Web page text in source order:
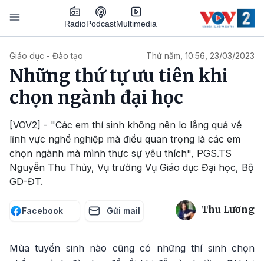
Nhảy đến nội dung
RadioPodcastMultimedia
Giáo dục - Đào tạo Thứ năm, 10:56, 23/03/2023
Những thứ tự ưu tiên khi
chọn ngành đại học
[VOV2] - "Các em thí sinh không nên lo lắng quá về
lĩnh vực nghề nghiệp mà điều quan trọng là các em
chọn ngành mà mình thực sự yêu thích", PGS.TS
Nguyễn Thu Thủy, Vụ trưởng Vụ Giáo dục Đại học, Bộ
GD-ĐT.
Facebook Gửi mail Thu Lương
Mùa tuyển sinh nào cũng có những thí sinh chọn